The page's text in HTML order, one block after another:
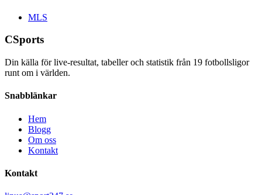
MLS
CSports
Din källa för live-resultat, tabeller och statistik från 19 fotbollsligor
runt om i världen.
Snabblänkar
Hem
Blogg
Om oss
Kontakt
Kontakt